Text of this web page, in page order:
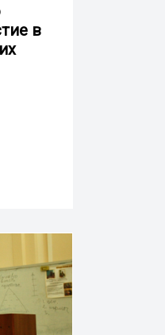
в